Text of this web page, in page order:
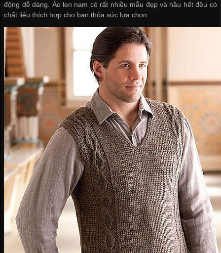
động dễ dàng. Áo len nam có rất nhiều mẫu đẹp và hầu hết đều có
chất liệu thích hợp cho bạn thỏa sức lựa chọn.